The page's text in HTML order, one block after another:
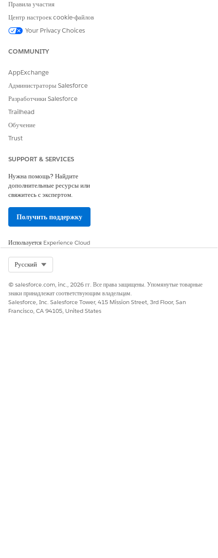
Правила участия
Центр настроек cookie-файлов
Your Privacy Choices
COMMUNITY
AppExchange
Администраторы Salesforce
Разработчики Salesforce
Trailhead
Обучение
Trust
SUPPORT & SERVICES
Нужна помощь? Найдите
дополнительные ресурсы или
свяжитесь с экспертом.
Получить поддержку
Используется Experience Cloud
Русский
© salesforce.com, inc., 2026 гг. Все права защищены. Упомянутые товарные
знаки принадлежат соответствующим владельцам.
Salesforce, Inc. Salesforce Tower, 415 Mission Street, 3rd Floor, San
Francisco, CA 94105, United States